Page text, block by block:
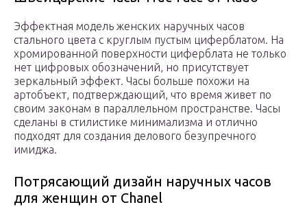
Эффектная модель женских наручных часов
стального цвета с круглым пустым циферблатом. На
хромированной поверхности циферблата не только
нет цифровых обозначений, но присутствует
зеркальный эффект. Часы больше похожи на
артобъект, подтверждающий, что время живет по
своим законам в параллельном пространстве. Часы
сделаны в стилистике минимализма и отлично
подходят для создания делового безупречного
имиджа.
Потрясающий дизайн наручных часов
для женщин от Chanel